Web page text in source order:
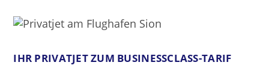
IHR PRIVATJET ZUM BUSINESSCLASS-TARIF